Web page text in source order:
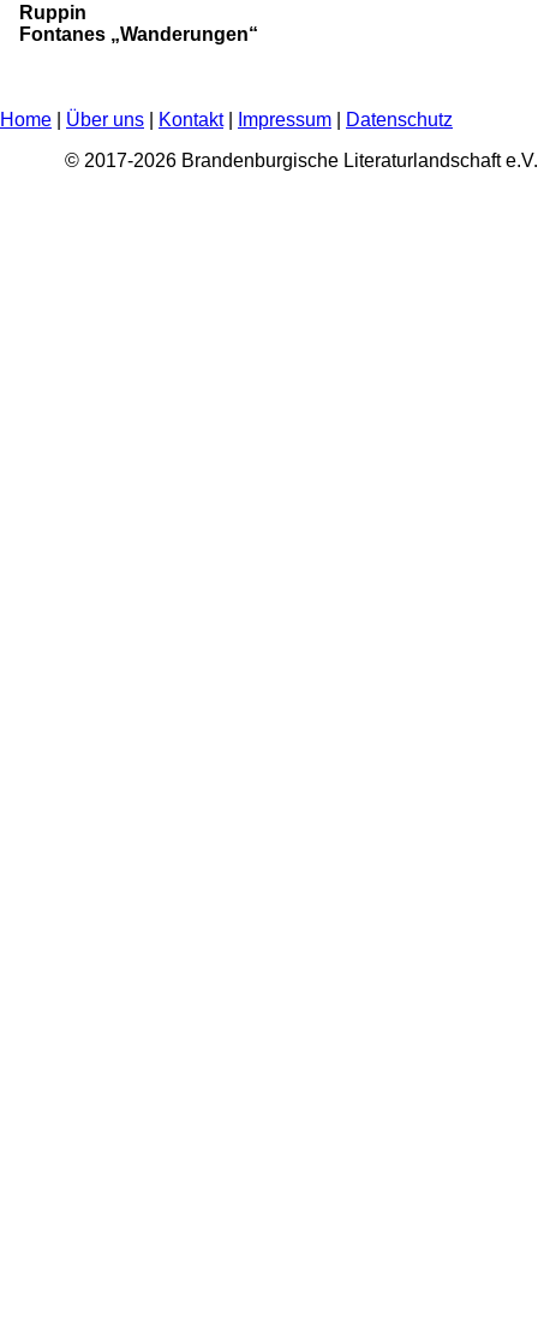
Ruppin
Fontanes „Wanderungen“
Home Über uns Kontakt| Impressum
Datenschutz
© 2017-2026 Brandenburgische Literaturlandschaft e.V.